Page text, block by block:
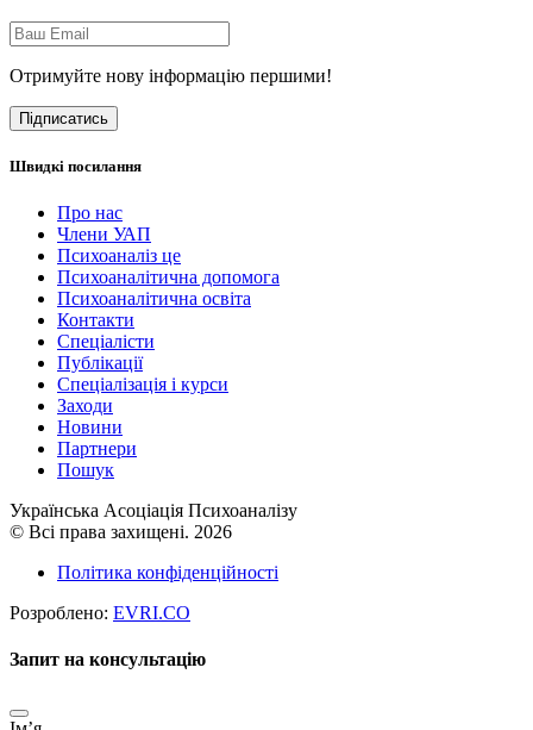
Отримуйте нову інформацію першими!
Підписатись
Швидкі посилання
Про нас
Члени УАП
Психоаналіз це
Психоаналітична допомога
Психоаналітична освіта
Контакти
Спеціалісти
Публікації
Cпеціалізація і курси
Заходи
Новини
Партнери
Пошук
Українська Асоціація Психоаналізу
© Всі права захищені. 2026
Політика конфіденційності
Розроблено: EVRI.CO
Запит на консультацію